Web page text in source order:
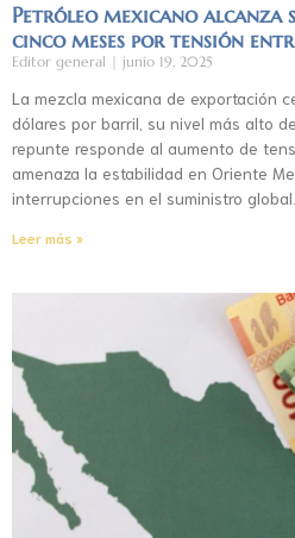
Petróleo mexicano alcanza
cinco meses por tensión
Editor general junio 19, 2025
La mezcla mexicana de exportación
dólares por barril, su nivel más alto
repunte responde al aumento de
amenaza la estabilidad en Oriente
interrupciones en el suministro global.
Leer más »